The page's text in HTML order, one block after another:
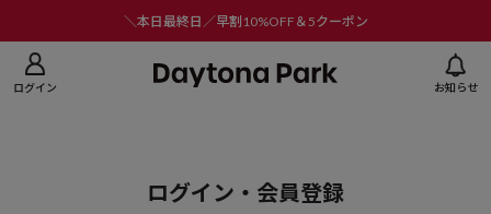
＼本日最終日／早割10%OFF＆5クーポン
ログイン お知らせ
ログイン・会員登録